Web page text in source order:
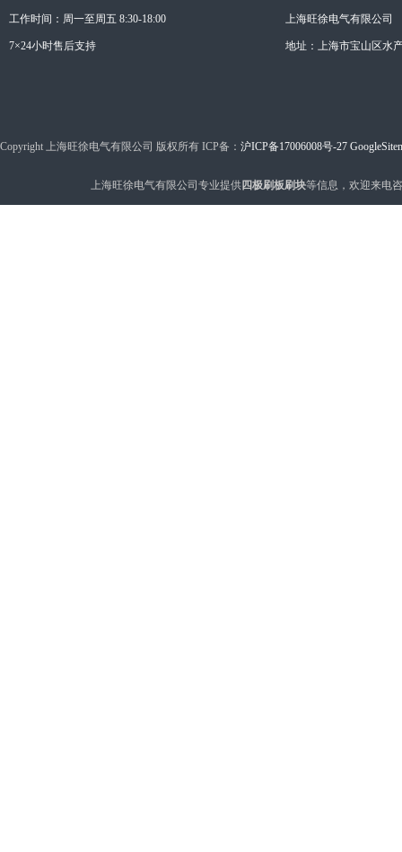
工作时间：周一至周五 8:30-18:00
7×24小时售后支持
上海旺徐电气有限公司
地址：上海市宝山区水
Copyright 上海旺徐电气有限公司 版权所有 ICP备： 沪ICP备17006008号-27
上海旺徐电气有限公司专业提供四极刷板刷块等信息，欢迎来电